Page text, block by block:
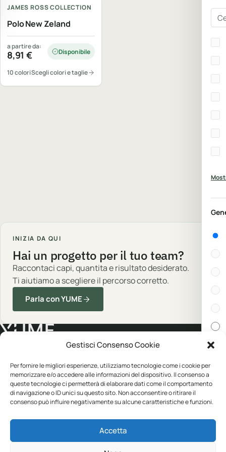
Gestisci Consenso Cookie
Per fornire le migliori esperienze, utilizziamo tecnologie come i cookie per
memorizzare e/o accedere alle informazioni del dispositivo. Il consenso a
queste tecnologie ci permetterà di elaborare dati come il comportamento
di navigazione o ID unici su questo sito. Non acconsentire o ritirare il
consenso può influire negativamente su alcune caratteristiche e funzioni.
Accetta
JAMES ROSS COLLECTION
Polo New Zeland
a partire da:
8,91€ Disponibile
10 coloriScegli colori e taglie
INIZIA DA QUI
Hai un progetto per il tuo team?
Raccontaci capi, quantita e risultato desiderato.
Ti aiutiamo a scegliere il percorso corretto.
Parla con YUME
Abbigliamento professionale, neutro o
personalizzato.
CATALOGO YUME
Personalizzazione